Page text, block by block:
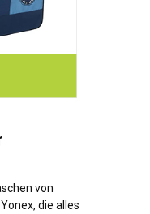
von
die alles